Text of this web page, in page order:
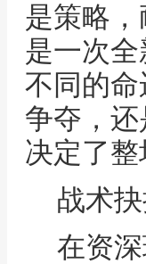
是策略
是一次
不同的
争夺，
决定了
战术
在资